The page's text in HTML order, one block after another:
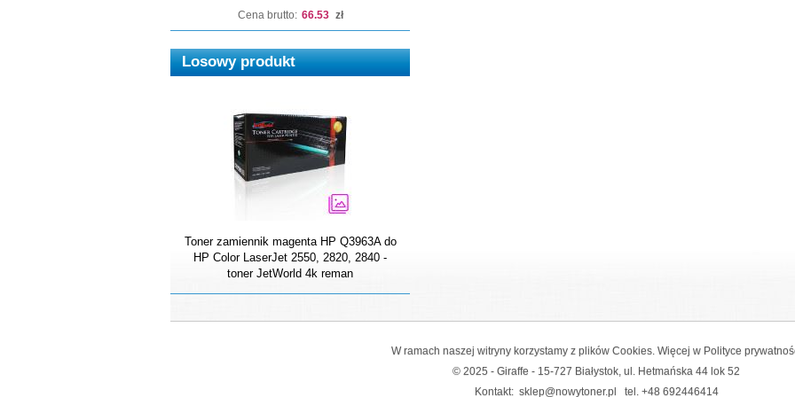
Cena brutto: 66.53 zł
Losowy produkt
Toner zamiennik magenta HP Q3963A do
HP Color LaserJet 2550, 2820, 2840 -
toner JetWorld 4k reman
W ramach naszej witryny korzystamy z plików Cookies. Więcej w Polityce
© 2025 - Giraffe - 15-727 Białystok, ul. Hetmańska 44 lok 52
Kontakt: sklep@nowytoner.pl tel. +48 692446414